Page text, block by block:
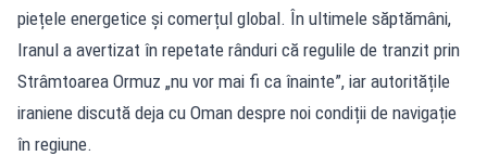
piețele energetice și comerțul global. În ultimele săptămâni,
Iranul a avertizat în repetate rânduri că regulile de tranzit prin
Strâmtoarea Ormuz „nu vor mai fi ca înainte”, iar autoritățile
iraniene discută deja cu Oman despre noi condiții de navigație
în regiune.